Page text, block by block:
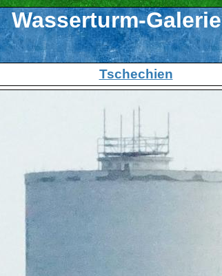
Wasserturm-Galerie
Tschechien